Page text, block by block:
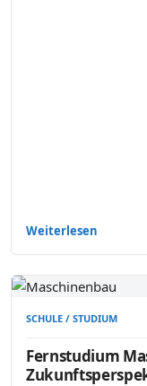
Weiterlesen
SCHULE / STUDIUM
Fernstudium